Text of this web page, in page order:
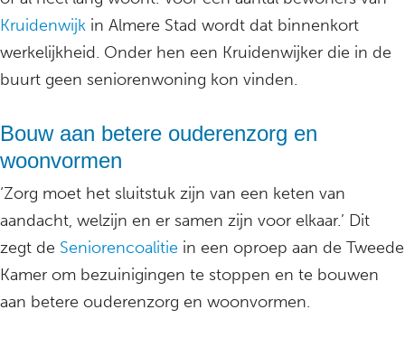
Kruidenwijk in Almere Stad wordt dat binnenkort
werkelijkheid. Onder hen een Kruidenwijker die in de
buurt geen seniorenwoning kon vinden.
Bouw aan betere ouderenzorg en
woonvormen
‘Zorg moet het sluitstuk zijn van een keten van
aandacht, welzijn en er samen zijn voor elkaar.’ Dit
zegt de Seniorencoalitie in een oproep aan de Tweede
Kamer om bezuinigingen te stoppen en te bouwen
aan betere ouderenzorg en woonvormen.